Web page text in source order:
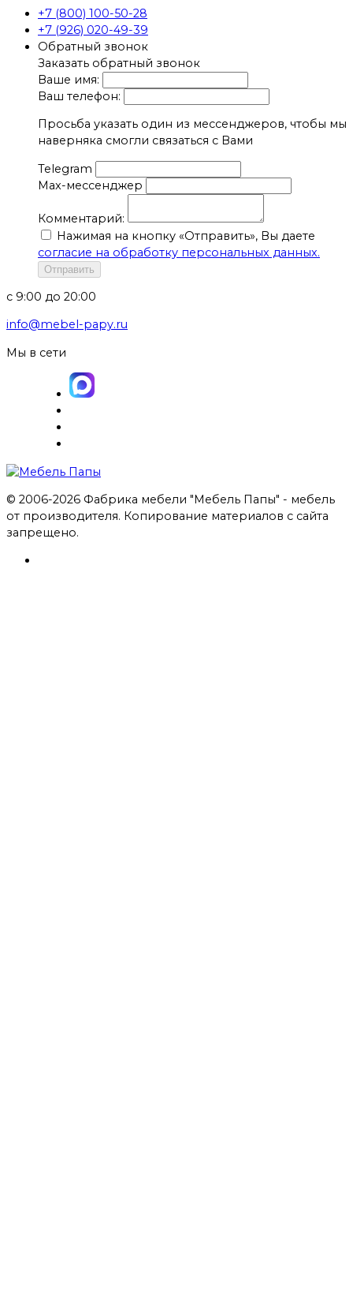
+7 (800) 100-50-28
+7 (926) 020-49-39
Обратный звонок
Заказать обратный звонок
Ваше имя:
Ваш телефон:
Просьба указать один из мессенджеров, чтобы мы
наверняка смогли связаться с Вами
Telegram
Max-мессенджер
Комментарий:
Нажимая на кнопку «Отправить», Вы даете
согласие на обработку персональных данных.
Отправить
с 9:00 до 20:00
info@mebel-papy.ru
Мы в сети
© 2006-2026 Фабрика мебели "Мебель Папы" - мебель
от производителя. Копирование материалов с сайта
запрещено.